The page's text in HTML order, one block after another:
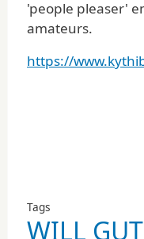
'people pleaser'
amateurs.
https://
Tags
WILL